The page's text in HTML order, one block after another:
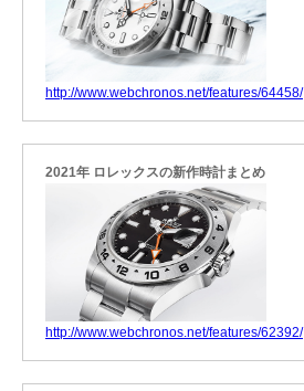
http://www.webchronos.net/features/64458/
2021年 ロレックスの新作時計まとめ
http://www.webchronos.net/features/62392/